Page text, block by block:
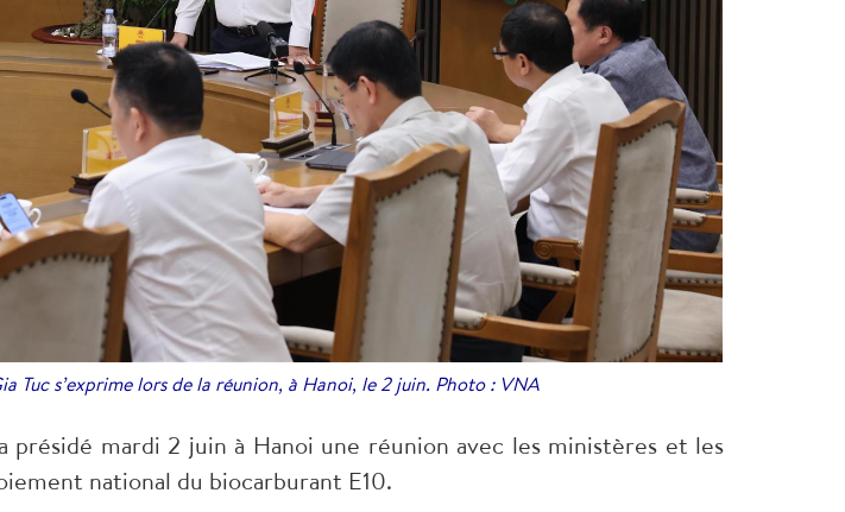
Tuc s’exprime lors de la réunion, à Hanoi, le 2 juin. Photo : VNA
mardi 2 juin à Hanoi une réunion avec les ministères et les
national du biocarburant E10.